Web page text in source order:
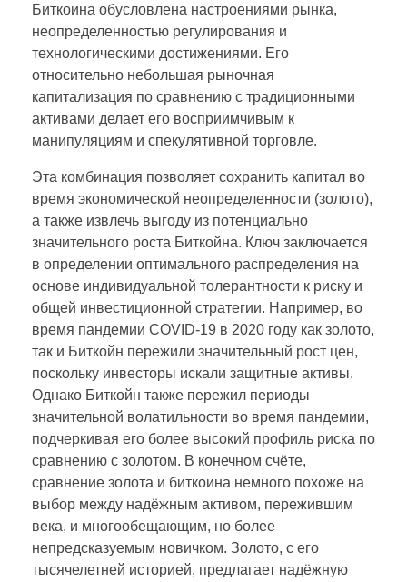
Биткоина обусловлена настроениями рынка,
неопределенностью регулирования и
технологическими достижениями. Его
относительно небольшая рыночная
капитализация по сравнению с традиционными
активами делает его восприимчивым к
манипуляциям и спекулятивной торговле.
Эта комбинация позволяет сохранить капитал во
время экономической неопределенности (золото),
а также извлечь выгоду из потенциально
значительного роста Биткойна. Ключ заключается
в определении оптимального распределения на
основе индивидуальной толерантности к риску и
общей инвестиционной стратегии. Например, во
время пандемии COVID-19 в 2020 году как золото,
так и Биткойн пережили значительный рост цен,
поскольку инвесторы искали защитные активы.
Однако Биткойн также пережил периоды
значительной волатильности во время пандемии,
подчеркивая его более высокий профиль риска по
сравнению с золотом. В конечном счёте,
сравнение золота и биткоина немного похоже на
выбор между надёжным активом, пережившим
века, и многообещающим, но более
непредсказуемым новичком. Золото, с его
тысячелетней историей, предлагает надёжную